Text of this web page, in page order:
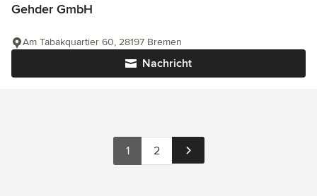
Gehder GmbH
Nachricht
Am Tabakquartier 60, 28197 Bremen
1 2